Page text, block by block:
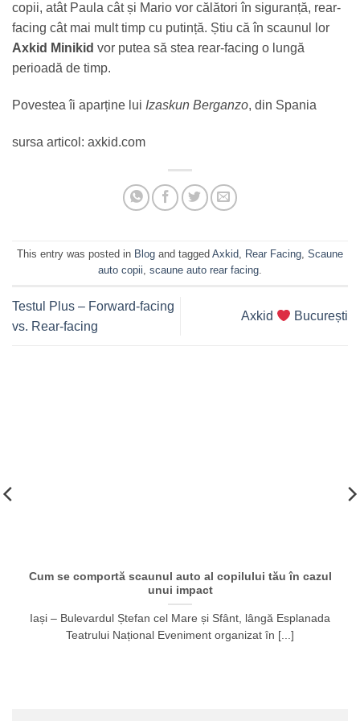
copii, atât Paula cât și Mario vor călători în siguranță, rear-
facing cât mai mult timp cu putință. Știu că în scaunul lor
Axkid Minikid vor putea să stea rear-facing o lungă
perioadă de timp.
Povestea îi aparține lui Izaskun Berganzo, din Spania
sursa articol: axkid.com
This entry was posted in Blog and tagged Axkid, Rear Facing, Scaune
auto copii, scaune auto rear facing.
Testul Plus – Forward-facing
vs. Rear-facing
Axkid București
Cum se comportă scaunul auto al copilului tău în cazul
unui impact
Iași – Bulevardul Ștefan cel Mare și Sfânt, lângă Esplanada
Teatrului Național Eveniment organizat în [...]